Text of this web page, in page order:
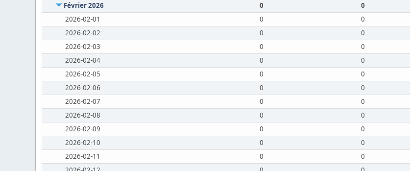
Février 2026
0 0
2026-02-01
0 0
2026-02-02
0 0
2026-02-03
0 0
2026-02-04
0 0
2026-02-05
0 0
2026-02-06
0 0
2026-02-07
0 0
2026-02-08
0 0
2026-02-09
0 0
2026-02-10
0 0
2026-02-11
0 0